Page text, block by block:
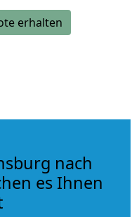
erhalten
nach
es Ihnen